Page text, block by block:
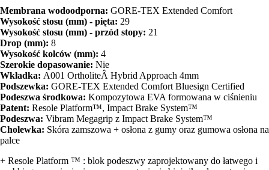
Membrana wodoodporna: GORE-TEX Extended Comfort
Wysokość stosu (mm) - pięta: 29
Wysokość stosu (mm) - przód stopy: 21
Drop (mm): 8
Wysokość kolców (mm): 4
Szerokie dopasowanie: Nie
Wkładka: A001 OrtholiteÂ Hybrid Approach 4mm
Podszewka: GORE-TEX Extended Comfort Bluesign Certified
Podeszwa środkowa: Kompozytowa EVA formowana w ciśnieniu
Patent: Resole Platform™, Impact Brake System™
Podeszwa: Vibram Megagrip z Impact Brake System™
Cholewka: Skóra zamszowa + osłona z gumy oraz gumowa osłona na
palce
+ Resole Platform ™ : blok podeszwy zaprojektowany do łatwego i